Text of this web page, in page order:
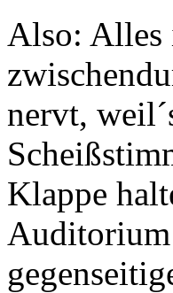
Also: Alles
nervt,
Klappe
Auditorium